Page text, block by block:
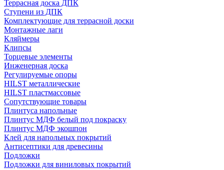
Террасная доска ДПК
Ступени из ДПК
Комплектующие для террасной доски
Монтажные лаги
Кляймеры
Клипсы
Торцевые элементы
Инженерная доска
Регулируемые опоры
HILST металлические
HILST пластмассовые
Сопутствующие товары
Плинтуса напольные
Плинтус МДФ белый под покраску
Плинтус МДФ экошпон
Клей для напольных покрытий
Антисептики для древесины
Подложки
Подложки для виниловых покрытий